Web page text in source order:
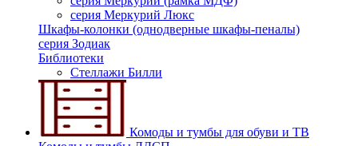
серия Меркурий Люкс
Шкафы-колонки (однодверные шкафы-пеналы)
серия Зодиак
Библиотеки
Стеллажи Билли
Комоды и тумбы для обуви и ТВ